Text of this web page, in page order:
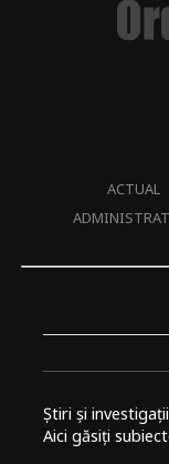
ACTUAL
Știri și
Aici găsiți